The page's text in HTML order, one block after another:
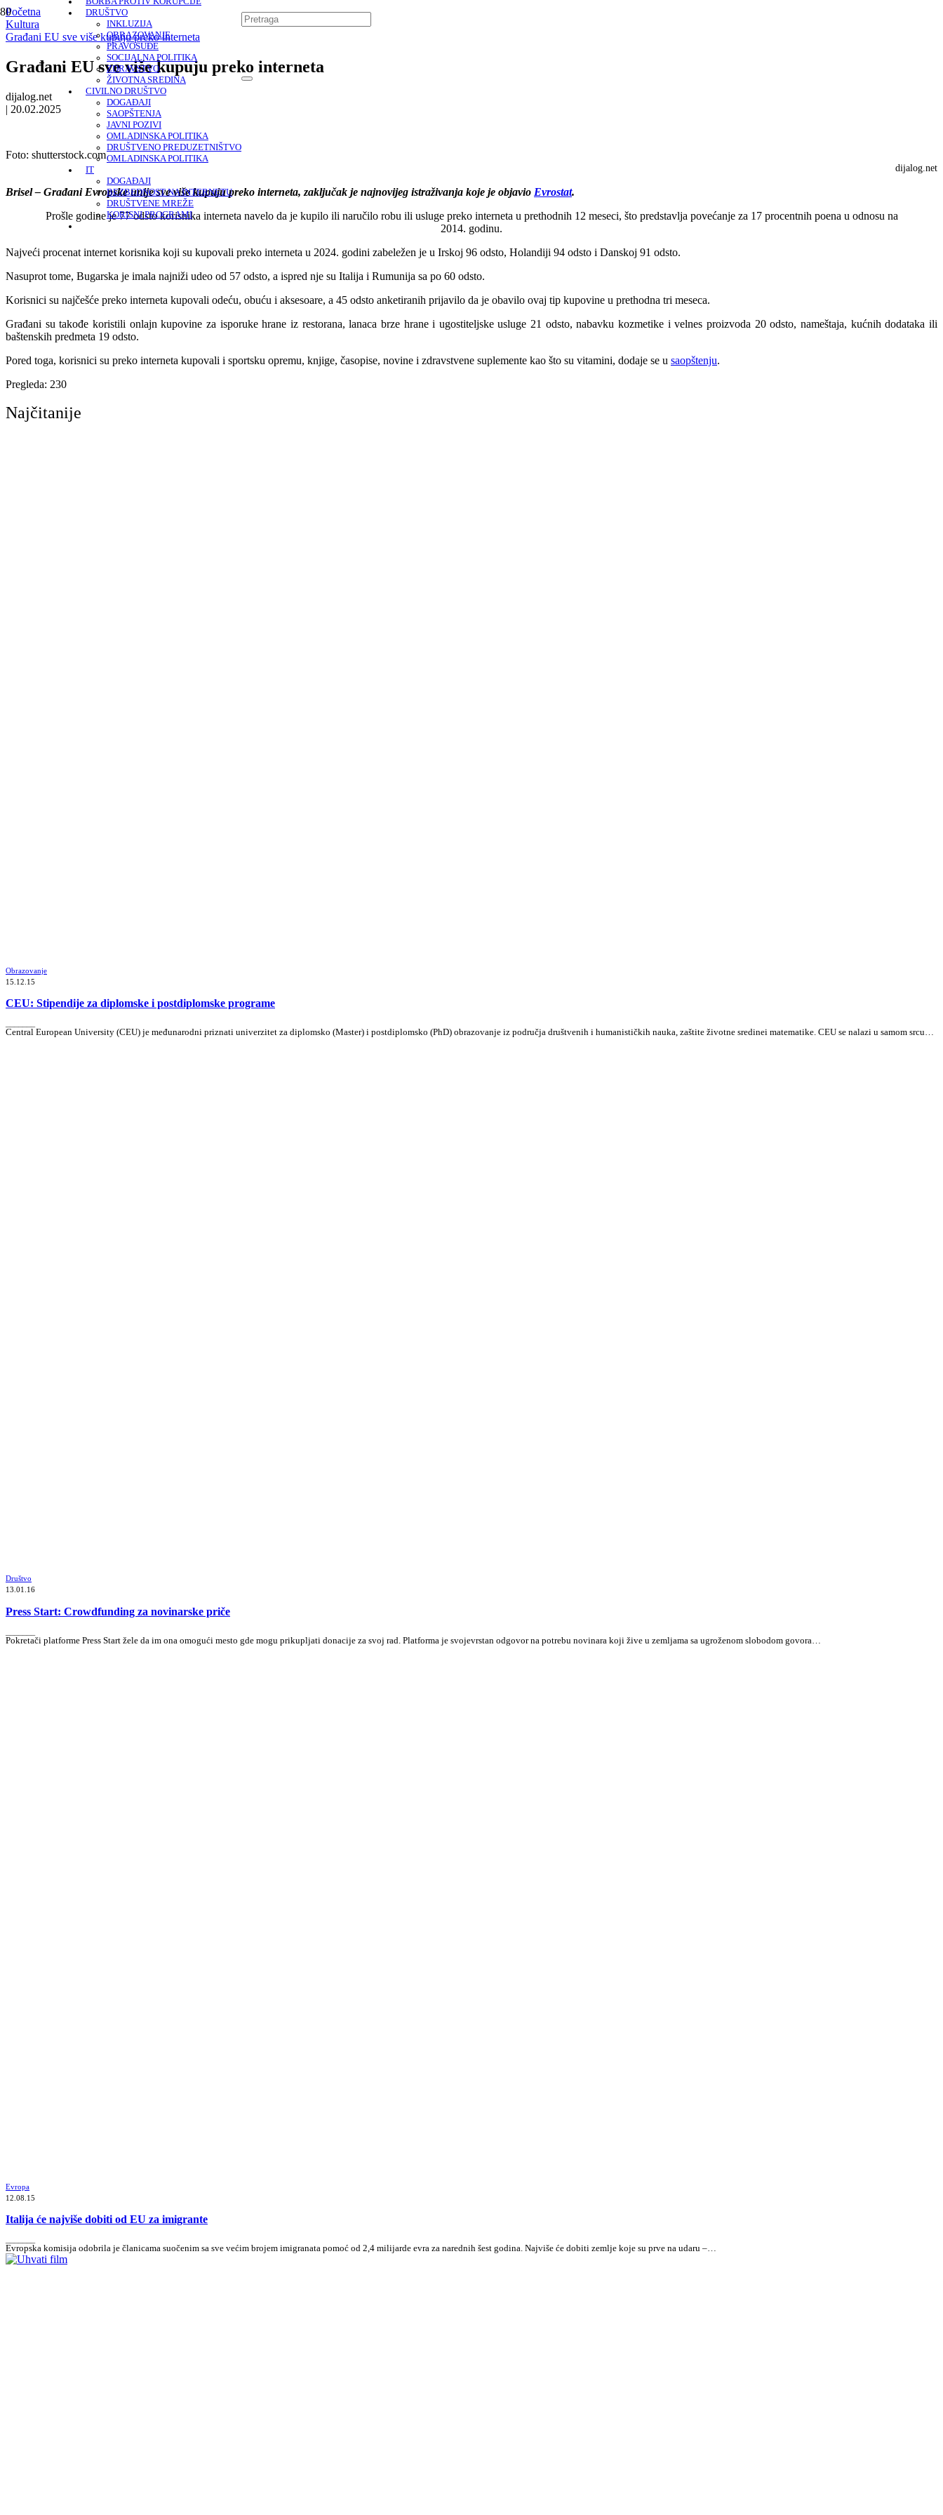
DRUŠTVO
INKLUZIJA
OBRAZOVANJE
PRAVOSUĐE
SOCIJALNA POLITIKA
ZDRAVSTVO
ŽIVOTNA SREDINA
CIVILNO DRUŠTVO
DOGAĐAJI
SAOPŠTENJA
JAVNI POZIVI
OMLADINSKA POLITIKA
DRUŠTVENO PREDUZETNIŠTVO
OMLADINSKA POLITIKA
IT
DOGAĐAJI
BEZBEDNOST NA INTERNETU
DRUŠTVENE MREŽE
KORISNI PROGRAMI
Početna
Kultura
Građani EU sve više kupuju preko interneta
Građani EU sve više kupuju preko interneta
dijalog.net
| 20.02.2025
Foto: shutterstock.com
dijalog.net
Brisel – Građani Evropske unije sve više kupuju preko interneta, zaključak je najnovijeg istraživanja koje je objavio Evrostat.
Prošle godine je 77 odsto korisnika interneta navelo da je kupilo ili naručilo robu ili usluge preko interneta u prethodnih 12 meseci, što predstavlja povećanje za 17 procentnih poena u odnosu na
2014. godinu.
Najveći procenat internet korisnika koji su kupovali preko interneta u 2024. godini zabeležen je u Irskoj 96 odsto, Holandiji 94 odsto i Danskoj 91 odsto.
Nasuprot tome, Bugarska je imala najniži udeo od 57 odsto, a ispred nje su Italija i Rumunija sa po 60 odsto.
Korisnici su najčešće preko interneta kupovali odeću, obuću i aksesoare, a 45 odsto anketiranih prijavilo da je obavilo ovaj tip kupovine u prethodna tri meseca.
Građani su takođe koristili onlajn kupovine za isporuke hrane iz restorana, lanaca brze hrane i ugostiteljske usluge 21 odsto, nabavku kozmetike i velnes proizvoda 20 odsto, nameštaja, kućnih dodataka ili
baštenskih predmeta 19 odsto.
Pored toga, korisnici su preko interneta kupovali i sportsku opremu, knjige, časopise, novine i zdravstvene suplemente kao što su vitamini, dodaje se u saopštenju.
Pregleda: 230
Najčitanije
Obrazovanje
15.12.15
CEU: Stipendije za diplomske i postdiplomske programe
Central European University (CEU) je međunarodni priznati univerzitet za diplomsko (Master) i postdiplomsko (PhD) obrazovanje iz područja društvenih i humanističkih nauka, zaštite životne sredinei matematike. CEU se nalazi u samom srcu…
Društvo
13.01.16
Press Start: Crowdfunding za novinarske priče
Pokretači platforme Press Start žele da im ona omogući mesto gde mogu prikupljati donacije za svoj rad. Platforma je svojevrstan odgovor na potrebu novinara koji žive u zemljama sa ugroženom slobodom govora…
Evropa
12.08.15
Italija će najviše dobiti od EU za imigrante
Evropska komisija odobrila je članicama suočenim sa sve većim brojem imigranata pomoć od 2,4 milijarde evra za narednih šest godina. Najviše će dobiti zemlje koje su prve na udaru –…